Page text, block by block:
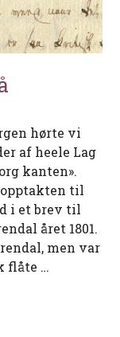
hørte vi
af heele Lag
kanten».
opptakten til
i et brev til
året 1801.
men var
flåte …
Københavns